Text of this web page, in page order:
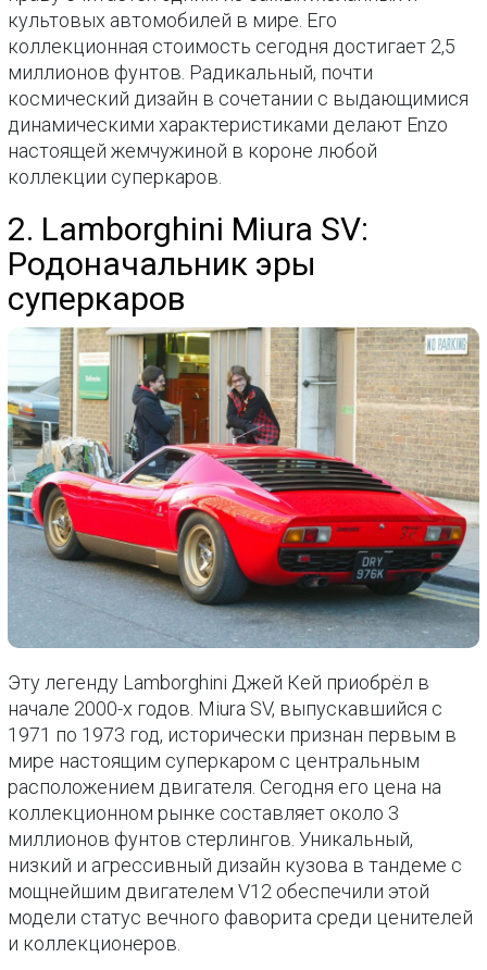
культовых автомобилей в мире. Его
коллекционная стоимость сегодня достигает 2,5
миллионов фунтов. Радикальный, почти
космический дизайн в сочетании с выдающимися
динамическими характеристиками делают Enzo
настоящей жемчужиной в короне любой
коллекции суперкаров.
2. Lamborghini Miura SV:
Родоначальник эры
суперкаров
Эту легенду Lamborghini Джей Кей приобрёл в
начале 2000-х годов. Miura SV, выпускавшийся с
1971 по 1973 год, исторически признан первым в
мире настоящим суперкаром с центральным
расположением двигателя. Сегодня его цена на
коллекционном рынке составляет около 3
миллионов фунтов стерлингов. Уникальный,
низкий и агрессивный дизайн кузова в тандеме с
мощнейшим двигателем V12 обеспечили этой
модели статус вечного фаворита среди ценителей
и коллекционеров.